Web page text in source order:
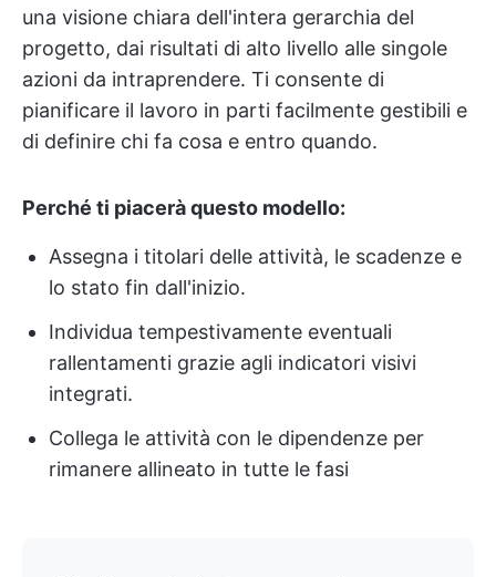
una visione chiara dell'intera gerarchia del
progetto, dai risultati di alto livello alle singole
azioni da intraprendere. Ti consente di
pianificare il lavoro in parti facilmente gestibili e
di definire chi fa cosa e entro quando.
Perché ti piacerà questo modello:
Assegna i titolari delle attività, le scadenze e
lo stato fin dall'inizio.
Individua tempestivamente eventuali
rallentamenti grazie agli indicatori visivi
integrati.
Collega le attività con le dipendenze per
rimanere allineato in tutte le fasi